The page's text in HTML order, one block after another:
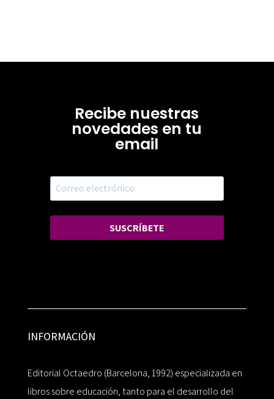
Recibe nuestras
novedades en tu
email
SUSCRÍBETE
INFORMACIÓN
Editorial Octaedro (Barcelona, 1992) especializada en
libros sobre educación, tanto para el desarrollo del